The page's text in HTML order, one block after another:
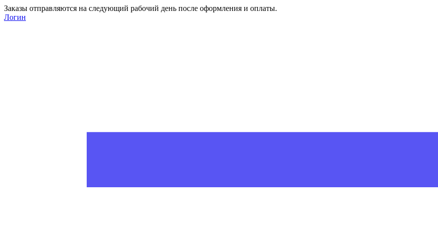
Заказы отправляются на следующий рабочий день после оформления и оплаты.
Логин